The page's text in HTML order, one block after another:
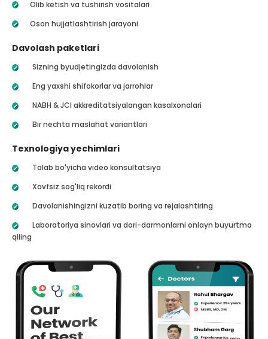
Olib ketish va tushirish vositalari
Oson hujjatlashtirish jarayoni
Davolash paketlari
Sizning byudjetingizda davolanish
Eng yaxshi shifokorlar va jarrohlar
NABH & JCI akkreditatsiyalangan kasalxonalari
Bir nechta maslahat variantlari
Texnologiya yechimlari
Talab bo'yicha video konsultatsiya
Xavfsiz sog'liq rekordi
Davolanishingizni kuzatib boring va rejalashtiring
Laboratoriya sinovlari va dori-darmonlarni onlayn buyurtma
qiling